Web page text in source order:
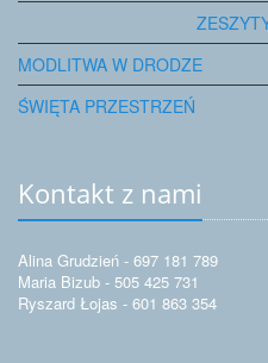
MODLITWA W DRODZE
ŚWIĘTA PRZESTRZEŃ
Kontakt z nami
Alina Grudzień - 697 181 789
Maria Bizub - 505 425 731
Ryszard Łojas - 601 863 354